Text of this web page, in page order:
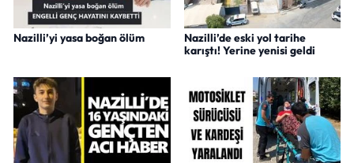
Nazilli’yi yasa boğan ölüm
Nazilli’de eski yol tarihe
karıştı! Yerine yenisi geldi